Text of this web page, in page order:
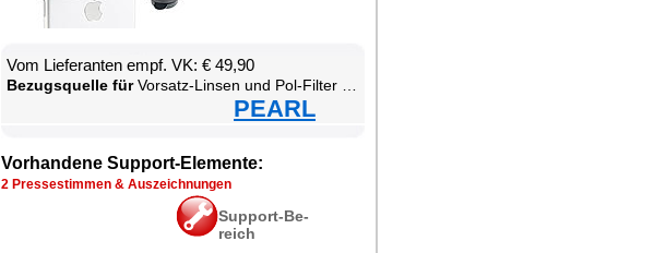
Vom Lie­fe­ran­ten empf. VK: € 49,90
Be­zugs­quel­le fürVor­satz-Lin­sen und Pol-Fil­ter für Smart­pho­ne
PEARL
Vor­han­de­ne Sup­port-Ele­men­te:
2 Pres­se­stim­men & Aus­zeich­nun­gen
Sup­port-Be­
reich